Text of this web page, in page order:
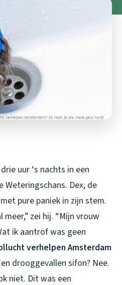
uur ‘s nachts in een
Weteringschans. Dex, de
pure paniek in zijn stem.
zei hij. “Mijn vrouw
ik aantrof was geen
verhelpen Amsterdam
drooggevallen sifon? Nee.
niet. Dit was een